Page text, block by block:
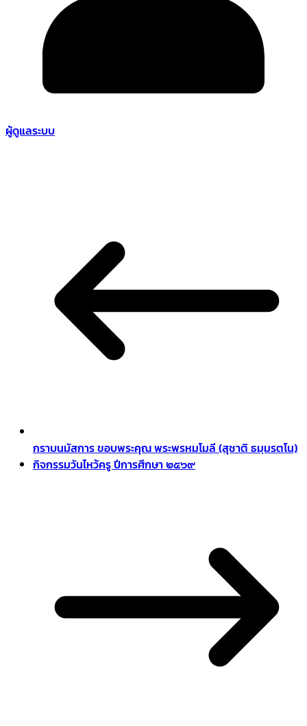
ผู้ดูแลระบบ
กราบนมัสการ ขอบพระคุณ พระพรหมโมลี (สุชาติ ธมฺมรตโน)
กิจกรรมวันไหว้ครู ปีการศึกษา ๒๕๖๙